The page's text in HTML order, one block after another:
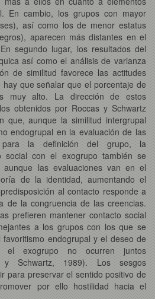
En cambio, los grupos con mayor
así como los de menor estatus
aparecen más distantes en el
segundo lugar, los resultados del
así como el análisis de varianza
de similitud favorece las actitudes
que señalar que el porcentaje de
muy alto. La dirección de estos
obtenidos por Roccas y Schwartz
que, aunque la similitud intergrupal
endogrupal en la evaluación de las
para la definición del grupo, la
social con el exogrupo también se
las evaluaciones van en el
de la identidad, aumentando el
al contacto responde a
de la congruencia de las creencias.
prefieren mantener contacto social
a los grupos con los que se
endogrupal y el deseo de
exogrupo no ocurren juntos
y Schwartz, 1989). Los sesgos
para preservar el sentido positivo de
por ello hostilidad hacia el